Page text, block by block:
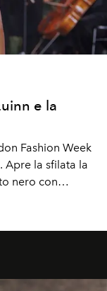
e la
Fashion Week
Apre la sfilata la
nero con
e